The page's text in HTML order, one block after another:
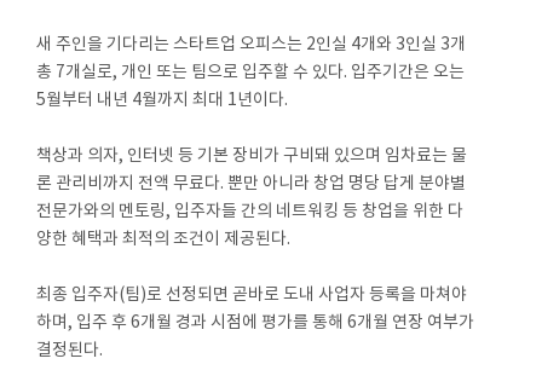
새 주인을 기다리는 스타트업 오피스는 2인실 4개와 3인실 3개
총 7개실로, 개인 또는 팀으로 입주할 수 있다. 입주기간은 오는
5월부터 내년 4월까지 최대 1년이다.
책상과 의자, 인터넷 등 기본 장비가 구비돼 있으며 임차료는 물
론 관리비까지 전액 무료다. 뿐만 아니라 창업 명당 답게 분야별
전문가와의 멘토링, 입주자들 간의 네트워킹 등 창업을 위한 다
양한 혜택과 최적의 조건이 제공된다.
최종 입주자(팀)로 선정되면 곧바로 도내 사업자 등록을 마쳐야
하며, 입주 후 6개월 경과 시점에 평가를 통해 6개월 연장 여부가
결정된다.